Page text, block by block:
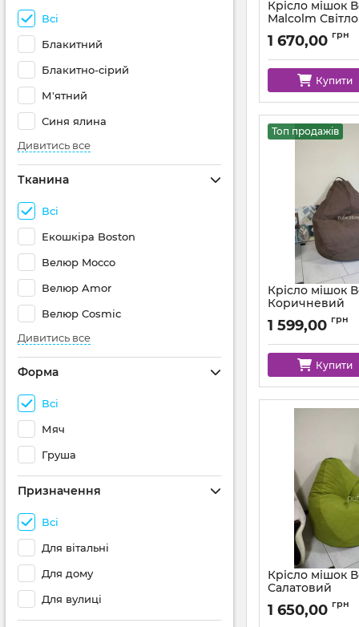
Всі
Блакитний
Блакитно-сірий
М'ятний
Синя ялина
Дивитись все
Тканина
Всі
Екошкіра Boston
Велюр Mocco
Велюр Amor
Велюр Cosmic
Дивитись все
Форма
Всі
Мяч
Груша
Призначення
Всі
Для вітальні
Для дому
Для вулиці
Крісло мішок
Malcolm
Артикул: km-
1 670,00 грн
Купити
Топ продажів
Крісло мішок
Коричневий
Артикул: km-polo-5-l
1 599,00 грн
Купити
Крісло мішок
Салатовий
Артикул: km-mocco-
1 650,00 грн